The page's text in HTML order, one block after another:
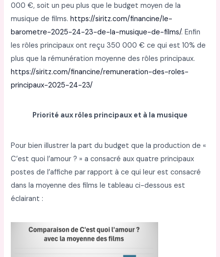
000 €, soit un peu plus que le budget moyen de la
musique de films.https://siritz.com/financine/le-
barometre-2025-24-23-de-la-musique-de-films/. Enfin
les rôles principaux ont reçu 350 000 € ce qui est 10% de
plus que la rémunération moyenne des rôles principaux.
https://siritz.com/financine/remuneration-des-roles-
principaux-2025-24-23/
Priorité aux rôles principaux et à la musique
Pour bien illustrer la part du budget que la production de «
C’est quoi l’amour ? » a consacré aux quatre principaux
postes de l’affiche par rapport à ce qui leur est consacré
dans la moyenne des films le tableau ci-dessous est
éclairant :